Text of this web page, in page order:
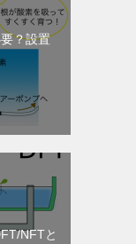
？設置
NFTと